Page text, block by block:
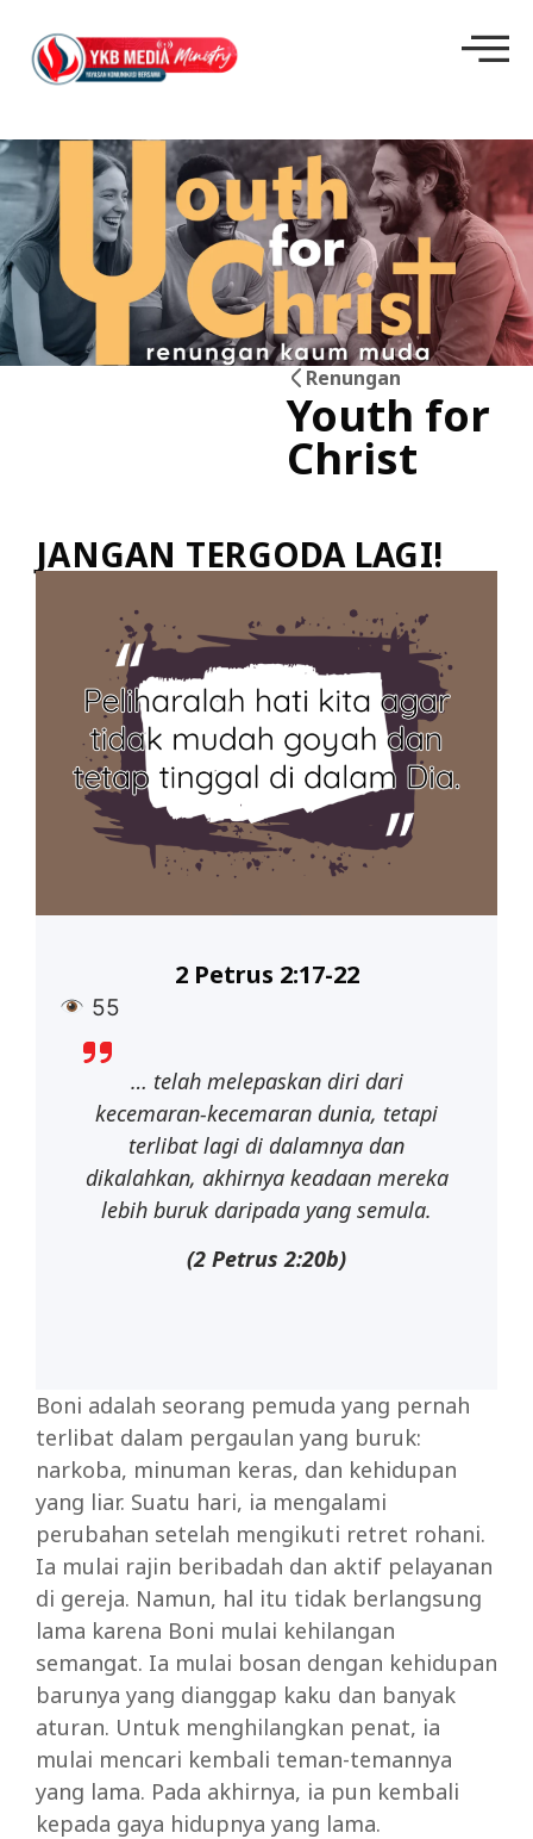
Renungan
Youth for
Christ
JANGAN TERGODA LAGI!
55
2 Petrus 2:17-22
… telah melepaskan diri dari
kecemaran-kecemaran dunia, tetapi
terlibat lagi di dalamnya dan
dikalahkan, akhirnya keadaan mereka
lebih buruk daripada yang semula.
(2 Petrus 2:20b)
Boni adalah seorang pemuda yang pernah
terlibat dalam pergaulan yang buruk:
narkoba, minuman keras, dan kehidupan
yang liar. Suatu hari, ia mengalami
perubahan setelah mengikuti retret rohani.
Ia mulai rajin beribadah dan aktif pelayanan
di gereja. Namun, hal itu tidak berlangsung
lama karena Boni mulai kehilangan
semangat. Ia mulai bosan dengan kehidupan
barunya yang dianggap kaku dan banyak
aturan. Untuk menghilangkan penat, ia
mulai mencari kembali teman-temannya
yang lama. Pada akhirnya, ia pun kembali
kepada gaya hidupnya yang lama.